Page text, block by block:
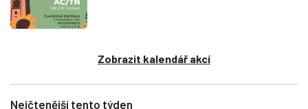
Zobrazit kalendář akcí
Nejčtenější tento týden